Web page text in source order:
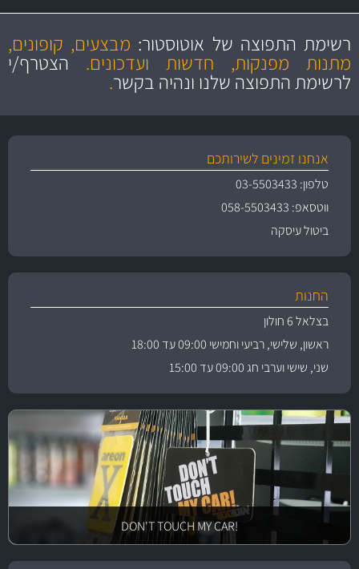
מקצועיות
ושירות מצויין
מחירים
הוגנים
והיצע מוצרים איכותירשימת התפוצה של אוטוסטור: מבצעים, קופונים,
מתנות מפנקות, חדשות ועדכונים.הצטרף/י
לרשימת התפוצה שלנו ונהיה בקשר.
אנחנו זמינים לשירותכם
טלפון: 03-5503433
ווטסאפ: 058-5503433
ביטול עיסקה
החנות
בצלאל 6 חולון
ראשון, שלישי, רביעי וחמישי 09:00 עד 18:00
שני, שישי וערבי חג 09:00 עד 15:00
!DON'T TOUCH MY CAR